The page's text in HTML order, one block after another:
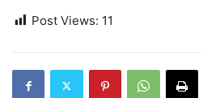
Post Views: 11